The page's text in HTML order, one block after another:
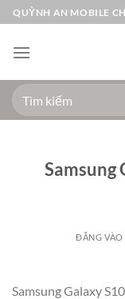
Bỏ
qua
nội
QUỲNH AN MOBILE
Tìm
kiếm:
Samsung
ĐĂNG VÀO
Samsung Galaxy